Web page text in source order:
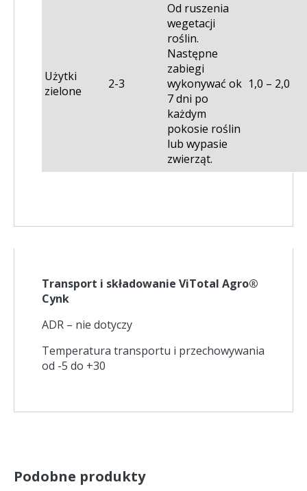
Użytki
zielone
2-3
Od ruszenia
wegetacji
roślin.
Następne
zabiegi
wykonywać ok
7 dni po
każdym
pokosie roślin
lub wypasie
zwierząt.
1,0 – 2,0
Transport i składowanie ViTotal Agro®
Cynk
ADR – nie dotyczy
Temperatura transportu i przechowywania
od -5 do +30
Podobne produkty